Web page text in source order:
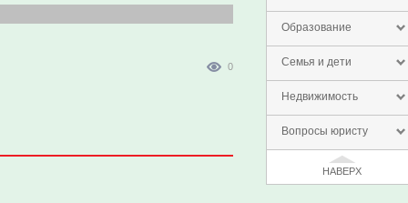
Образование
Семья и дети
Недвижимость
Вопросы юристу
НАВЕРХ
0